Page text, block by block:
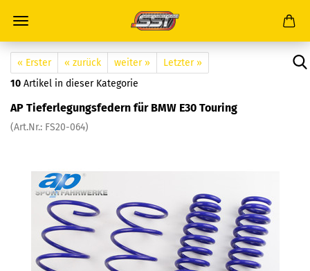
« Erster « zurück weiter »
Letzter »
10 Artikel in dieser Kategorie
AP Tieferlegungsfedern für BMW E30 Touring
(Art.Nr.: FS20-064)